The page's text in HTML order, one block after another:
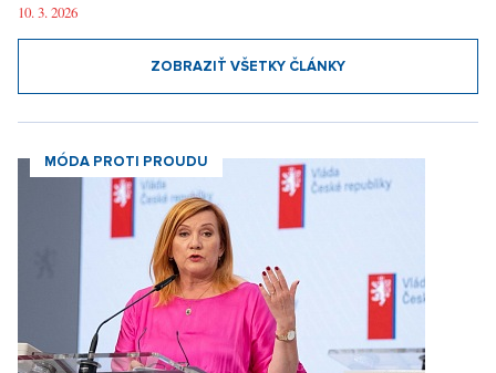
10. 3. 2026
ZOBRAZIŤ VŠETKY ČLÁNKY
MÓDA PROTI PROUDU